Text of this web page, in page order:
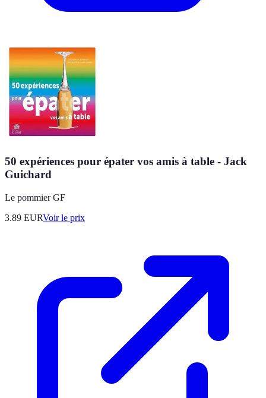
50 expériences pour épater vos amis à table - Jack
Guichard
Le pommier GF
3.89 EURVoir le prix